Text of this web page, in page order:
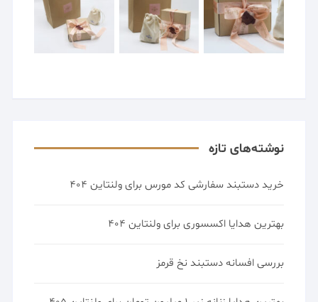
نوشته‌های تازه
خرید دستبند سفارشی کد مورس برای ولنتاین 404
بهترین هدایا اکسسوری برای ولنتاین 404
بررسی افسانه دستبند نخ قرمز